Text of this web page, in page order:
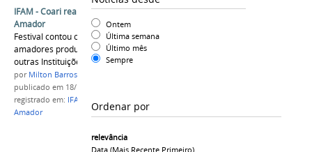
Ontem
Última semana
Último mês
Sempre
Ordenar por
relevância
Data (mais Recente Primeiro)
IFAM - Coari realiza III Festival de Cinema
Amador
Festival contou com 10 curta-metragens
amadores produzidos por alunos do IFAM e
outras Instituições
por Milton Barros
publicado em 18/12/2017
registrado em: IFAM Coari
Amador